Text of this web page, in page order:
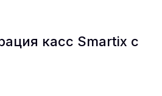
касс Smartix с